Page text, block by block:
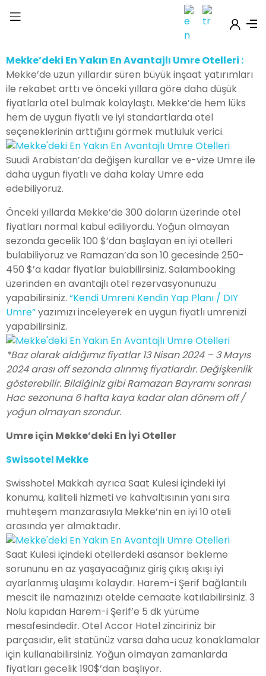
Mekke’deki En Yakın En Avantajlı Umre Otelleri :
Mekke’de uzun yıllardır süren büyük inşaat yatırımları
ile rekabet arttı ve önceki yıllara göre daha düşük
fiyatlarla otel bulmak kolaylaştı. Mekke’de hem lüks
hem de uygun fiyatlı ve iyi standartlarda otel
seçeneklerinin arttığını görmek mutluluk verici.
Suudi Arabistan’da değişen kurallar ve e-vize Umre ile
daha uygun fiyatlı ve daha kolay Umre eda
edebiliyoruz.
Önceki yıllarda Mekke’de 300 doların üzerinde otel
fiyatları normal kabul ediliyordu. Yoğun olmayan
sezonda gecelik 100 $’dan başlayan en iyi otelleri
bulabiliyoruz ve Ramazan’da son 10 gecesinde 250-
450 $’a kadar fiyatlar bulabilirsiniz. Salambooking
üzerinden en avantajlı otel rezervasyonunuzu
yapabilirsiniz. “Kendi Umreni Kendin Yap Planı / DIY
Umre”yazımızı inceleyerek en uygun fiyatlı umrenizi
yapabilirsiniz.
*Baz olarak aldığımız fiyatlar 13 Nisan 2024 – 3 Mayıs
2024 arası off sezonda alınmış fiyatlardır. Değişkenlik
gösterebilir. Bildiğiniz gibi Ramazan Bayramı sonrası
Hac sezonuna 6 hafta kaya kadar olan dönem off /
yoğun olmayan szondur.
Umre için Mekke’deki En İyi Oteller
Swissotel Mekke
Swisshotel Makkah ayrıca Saat Kulesi içindeki iyi
konumu, kaliteli hizmeti ve kahvaltısının yanı sıra
muhteşem manzarasıyla Mekke’nin en iyi 10 oteli
arasında yer almaktadır.
Saat Kulesi içindeki otellerdeki asansör bekleme
sorununu en az yaşayacağınız giriş çıkış akışı iyi
ayarlanmış ulaşımı kolaydır. Harem-i Şerif bağlantılı
mescit ile namazınızı otelde cemaate katılabilirsiniz. 3
Nolu kapıdan Harem-i Şerif’e 5 dk yürüme
mesafesindedir. Otel Accor Hotel zinciriniz bir
parçasıdır, elit statünüz varsa daha ucuz konaklamalar
için kullanabilirsiniz. Yoğun olmayan zamanlarda
fiyatları gecelik 190$’dan başlıyor.